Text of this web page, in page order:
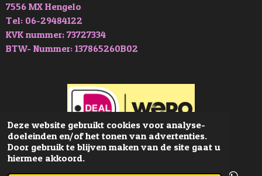
Deze website gebruikt cookies voor analyse-
doeleinden en/of het tonen van advertenties.
Door gebruik te blijven maken van de site gaat u
hiermee akkoord.
7556 MX Hengelo
Tel: 06-29484122
KVK nummer; 73727334
BTW- Nummer: 137865260B02
© 2019 - 2026 La-Miranda